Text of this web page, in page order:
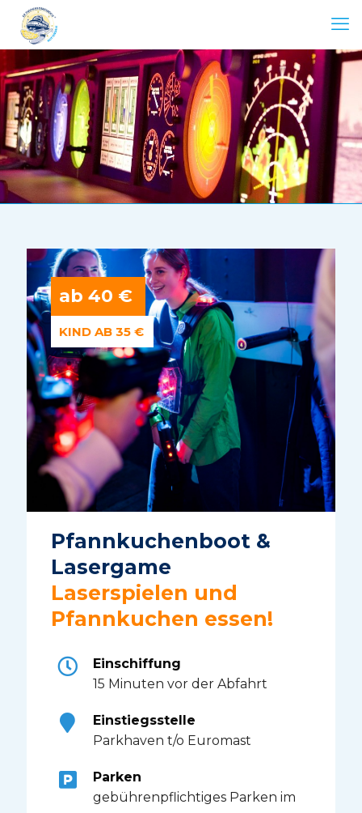
ab 40 €
KIND AB 35 €
Pfannkuchenboot &
Lasergame
Laserspielen und
Pfannkuchen essen!
Einschiffung
15 Minuten vor der Abfahrt
Einstiegsstelle
Parkhaven t/o Euromast
Parken
gebührenpflichtiges Parken im